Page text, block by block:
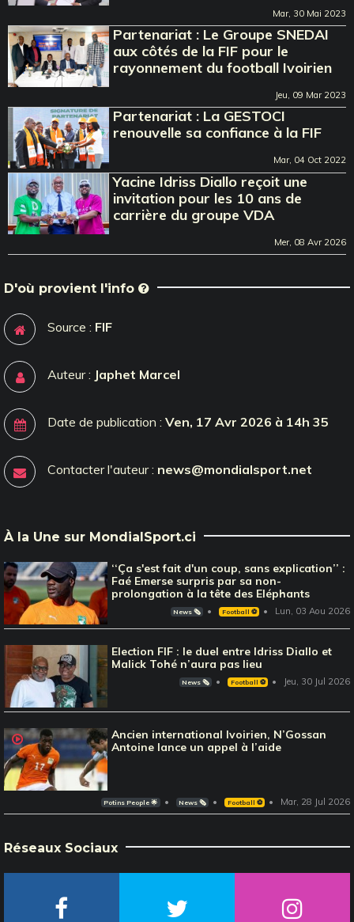
Mar, 30 Mai 2023
Partenariat : Le Groupe SNEDAI
aux côtés de la FIF pour le
rayonnement du football Ivoirien
Jeu, 09 Mar 2023
Partenariat : La GESTOCI
renouvelle sa confiance à la FIF
Mar, 04 Oct 2022
Yacine Idriss Diallo reçoit une
invitation pour les 10 ans de
carrière du groupe VDA
Mer, 08 Avr 2026
D'où provient l'info
Source : FIF
Auteur : Japhet Marcel
Date de publication : Ven, 17 Avr 2026 à 14h 35
Contacter l'auteur : news@mondialsport.net
À la Une sur MondialSport.ci
‘‘Ça s'est fait d'un coup, sans explication’’ :
Faé Emerse surpris par sa non-
prolongation à la tête des Eléphants
News 🗞️ Football ⚽️ Lun, 03 Aou 2026
Election FIF : le duel entre Idriss Diallo et
Malick Tohé n’aura pas lieu
News 🗞️ Football ⚽️ Jeu, 30 Jul 2026
Ancien international Ivoirien, N’Gossan
Antoine lance un appel à l’aide
Potins People 🌟 News 🗞️ Football ⚽️ Mar, 28 Jul 2026
Réseaux Sociaux